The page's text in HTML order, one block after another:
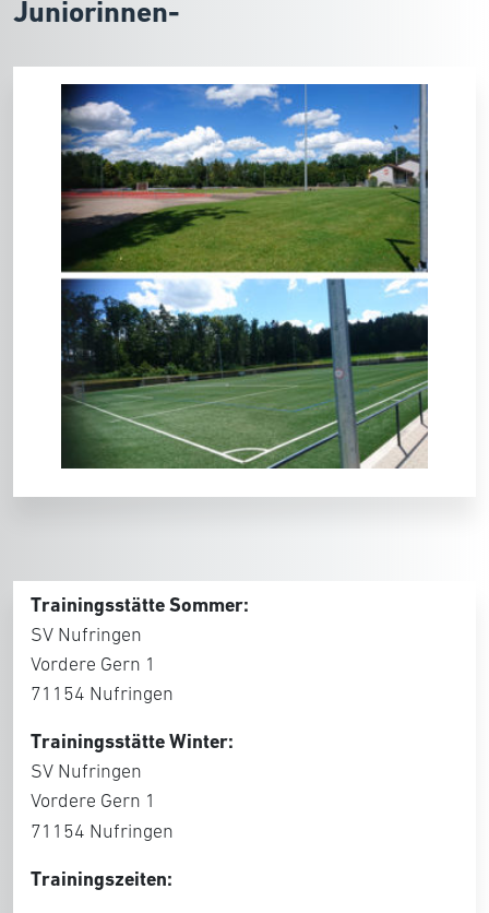
Juniorinnen-
Trainingsstätte Sommer:
SV Nufringen
Vordere Gern 1
71154 Nufringen
Trainingsstätte Winter:
SV Nufringen
Vordere Gern 1
71154 Nufringen
Trainingszeiten: